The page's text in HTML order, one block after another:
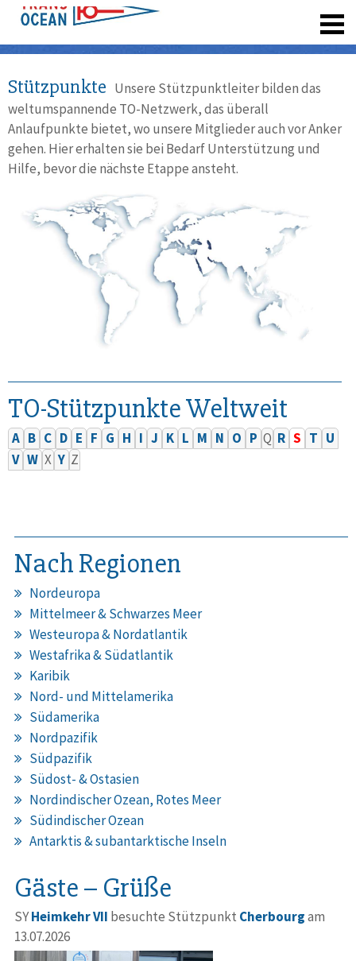
Stützpunkte Unsere Stützpunktleiter bilden das
weltumspannende TO-Netzwerk, das überall
Anlaufpunkte bietet, wo unsere Mitglieder auch vor Anker
gehen. Hier erhalten sie bei Bedarf Unterstützung und
Hilfe, bevor die nächste Etappe ansteht.
TO-Stützpunkte Weltweit
A B C D E F G H I J K L M N O P Q R S T U
V W X Y Z
Nach Regionen
Nordeuropa
Mittelmeer & Schwarzes Meer
Westeuropa & Nordatlantik
Westafrika & Südatlantik
Karibik
Nord- und Mittelamerika
Südamerika
Nordpazifik
Südpazifik
Südost- & Ostasien
Nordindischer Ozean, Rotes Meer
Südindischer Ozean
Antarktis & subantarktische Inseln
Gäste – Grüße
SYHeimkehr VII besuchte Stützpunkt Cherbourgam
13.07.2026